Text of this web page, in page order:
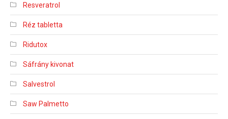
Resveratrol
Réz tabletta
Ridutox
Sáfrány kivonat
Salvestrol
Saw Palmetto